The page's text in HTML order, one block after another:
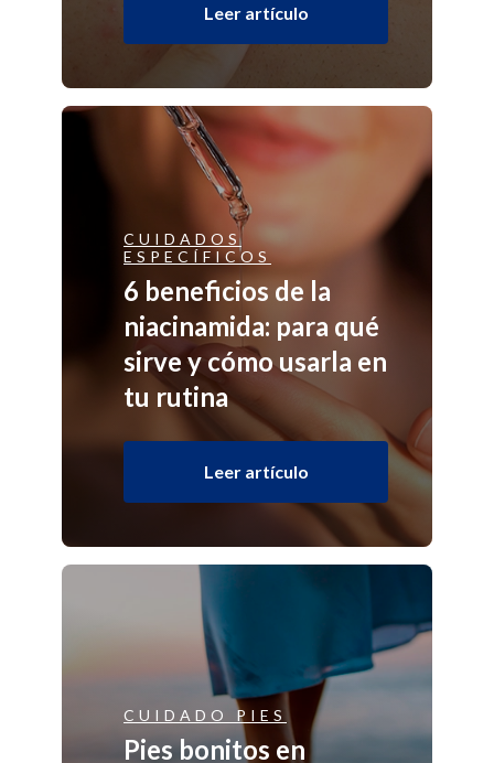
Leer artículo
CUIDADOS
ESPECÍFICOS
6 beneficios de la
niacinamida: para qué
sirve y cómo usarla en
tu rutina
Leer artículo
CUIDADO PIES
Pies bonitos en